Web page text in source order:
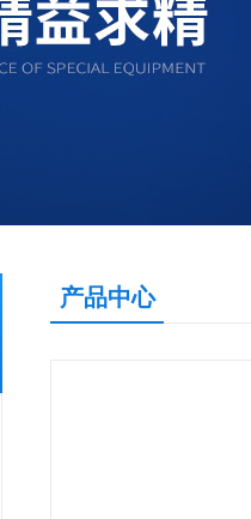
产品中心